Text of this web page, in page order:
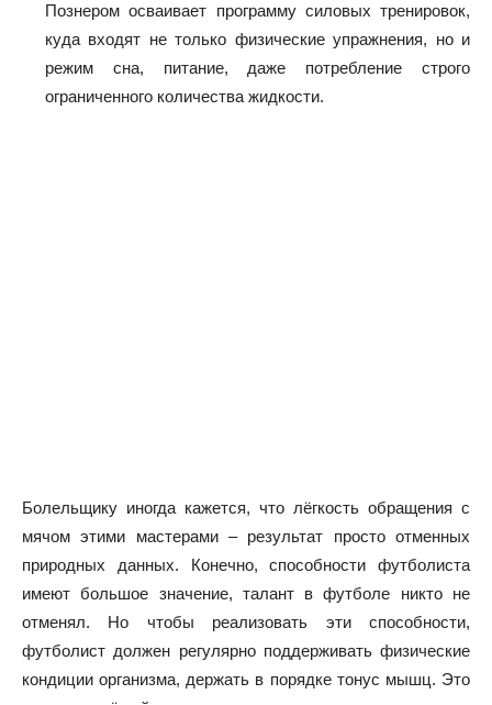
Познером осваивает программу силовых тренировок,
куда входят не только физические упражнения, но и
режим сна, питание, даже потребление строго
ограниченного количества жидкости.
Болельщику иногда кажется, что лёгкость обращения с
мячом этими мастерами – результат просто отменных
природных данных. Конечно, способности футболиста
имеют большое значение, талант в футболе никто не
отменял. Но чтобы реализовать эти способности,
футболист должен регулярно поддерживать физические
кондиции организма, держать в порядке тонус мышц. Это